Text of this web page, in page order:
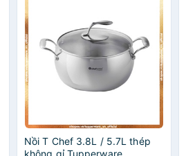
Nồi T Chef 3.8L / 5.7L thép
không gỉ Tupperware